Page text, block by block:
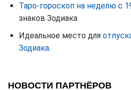
Таро-гороскоп на неделю с
знаков Зодиака
Идеальное место для
Зодиака.